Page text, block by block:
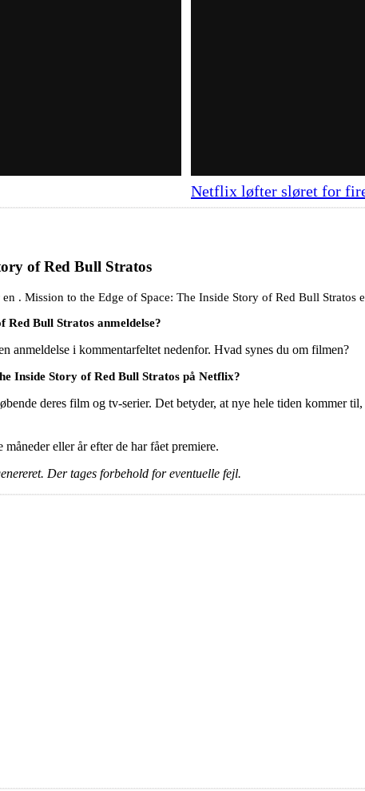
Netflix løfter sløret for
of Red Bull Stratos
. Mission to the Edge of Space: The Inside Story of Red Bull
Red Bull Stratos anmeldelse?
anmeldelse i kommentarfeltet nedenfor. Hvad synes du om filmen?
Inside Story of Red Bull Stratos på Netflix?
deres film og tv-serier. Det betyder, at nye hele tiden kommer
eller år efter de har fået premiere.
Der tages forbehold for eventuelle fejl.